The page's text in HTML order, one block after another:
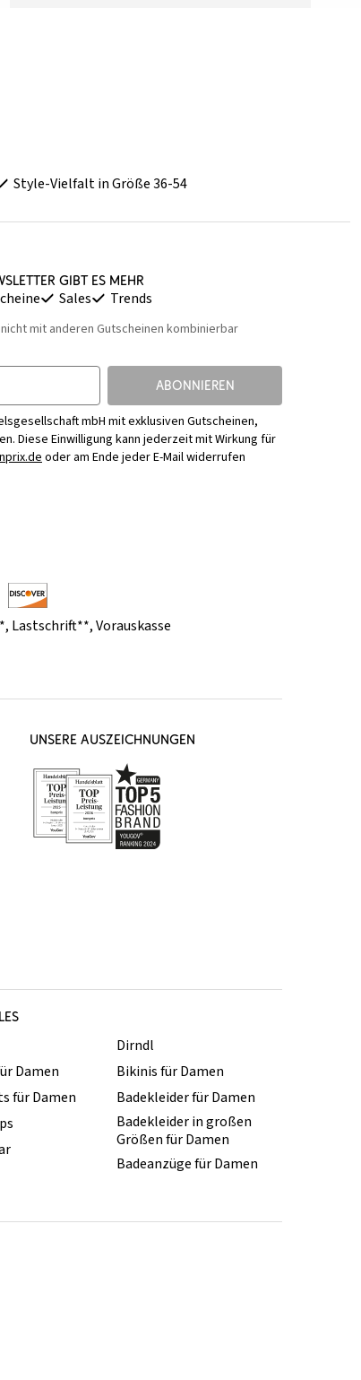
Style-Vielfalt in Größe 36-54
gibt es mehr
Sales Trends
mit anderen Gutscheinen kombinierbar
ABONNIEREN
mbH mit exklusiven Gutscheinen,
Diese Einwilligung kann jederzeit mit Wirkung für
oder am Ende jeder E-Mail widerrufen
, Lastschrift**,Vorauskasse
UNSERE AUSZEICHNUNGEN
Damen
für Damen
Dirndl
Bikinis für Damen
Badekleider für Damen
Badekleider in großen
Größen für Damen
Badeanzüge für Damen